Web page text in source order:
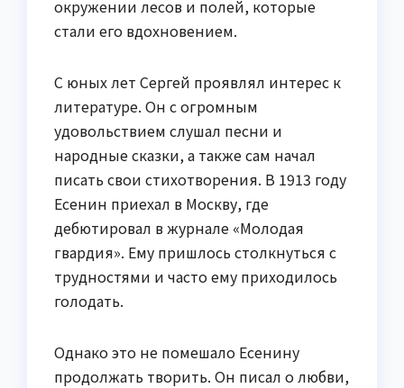
окружении лесов и полей, которые
стали его вдохновением.
С юных лет Сергей проявлял интерес к
литературе. Он с огромным
удовольствием слушал песни и
народные сказки, а также сам начал
писать свои стихотворения. В 1913 году
Есенин приехал в Москву, где
дебютировал в журнале «Молодая
гвардия». Ему пришлось столкнуться с
трудностями и часто ему приходилось
голодать.
Однако это не помешало Есенину
продолжать творить. Он писал о любви,